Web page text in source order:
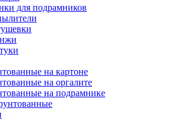
для подрамников
на картоне
на оргалите
на подрамнике